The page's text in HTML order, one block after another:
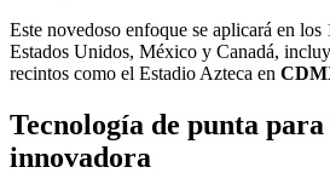
Este novedoso enfoque se aplicará en los
Estados Unidos, México y Canadá,
recintos como el Estadio Azteca en
Tecnología de punta
innovadora